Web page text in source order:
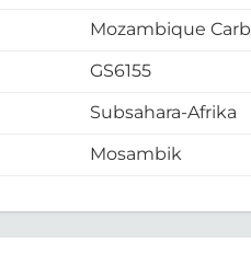
Mozambique
GS6155
Subsahara-Afrika
Mosambik